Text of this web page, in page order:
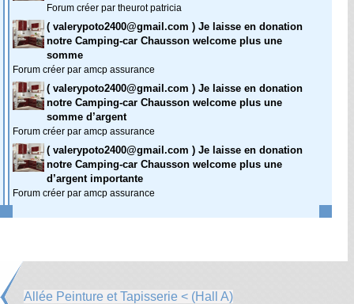
Forum créer par theurot patricia
( valerypoto2400@gmail.com ) Je laisse en donation
notre Camping-car Chausson welcome plus une
somme
Forum créer par amcp assurance
( valerypoto2400@gmail.com ) Je laisse en donation
notre Camping-car Chausson welcome plus une
somme d’argent
Forum créer par amcp assurance
( valerypoto2400@gmail.com ) Je laisse en donation
notre Camping-car Chausson welcome plus une
d’argent importante
Forum créer par amcp assurance
Allée Peinture et Tapisserie < (Hall A)